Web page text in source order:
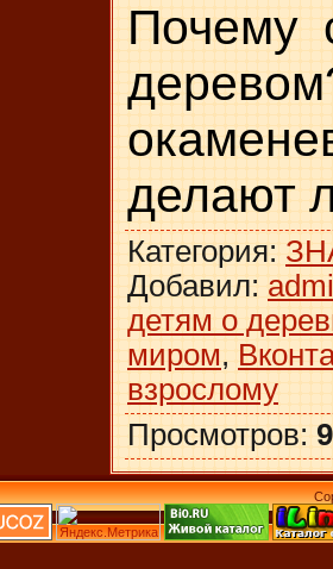
Почему
делают
Категория:
Добавил:
детям о
миром,
взрослому
Просмотров: